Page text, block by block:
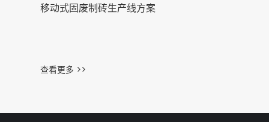
移动式固废制砖生产线方案
查看更多 >>